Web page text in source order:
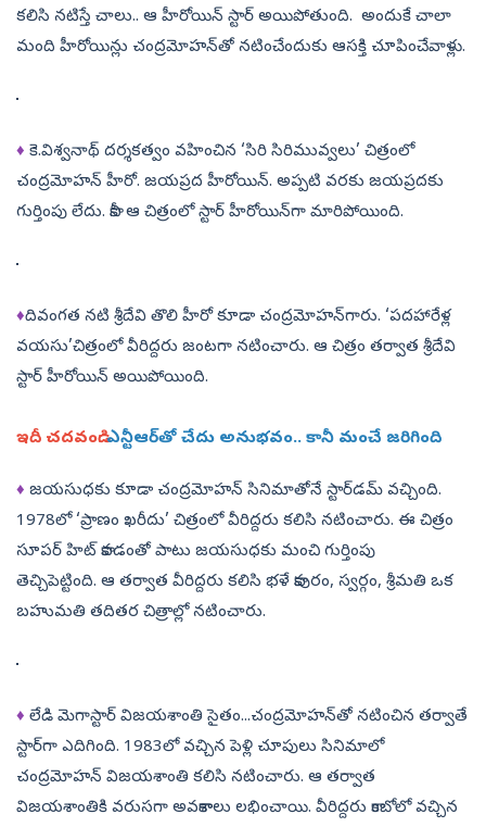
కలిసి నటిస్తే చాలు.. ఆ హీరోయిన్‌ స్టార్‌ అయిపోతుంది. అందుకే చాలా
మంది హీరోయిన్లు చంద్రమోహన్‌తో నటించేందుకు ఆసక్తి చూపించేవాళ్లు.
♦ కె.విశ్వనాథ్ దర్శకత్వం వహించిన ‘సిరి సిరిమువ్వలు’ చిత్రంలో
చంద్రమోహన్‌ హీరో. జయప్రద హీరోయిన్‌. అప్పటి వరకు జయప్రదకు
గుర్తింపు లేదు. కానీ ఆ చిత్రంలో స్టార్‌ హీరోయిన్‌గా మారిపోయింది.
♦దివంగత నటి శ్రీదేవి తొలి హీరో కూడా చంద్రమోహన్‌గారు. ‘పదహారేళ్ల
వయసు’చిత్రంలో వీరిద్దరు జంటగా నటించారు. ఆ చిత్రం తర్వాత శ్రీదేవి
స్టార్‌ హీరోయిన్‌ అయిపోయింది.
ఇదీ చదవండి:ఎన్టీఆర్‌తో చేదు ‍అనుభవం.. కానీ మంచే జరిగింది
♦ జయసుధకు కూడా చంద్రమోహన్‌ సినిమాతోనే స్టార్‌డమ్‌ వచ్చింది.
1978లో ‘ప్రాణం ఖరీదు’ చిత్రంలో వీరిద్దరు కలిసి నటించారు. ఈ చిత్రం
సూపర్‌ హిట్‌ కావడంతో పాటు జయసుధకు మంచి గుర్తింపు
తెచ్చిపెట్టింది. ఆ తర్వాత వీరిద్దరు కలిసి భళే కాపురం, స్వర్గం, శ్రీమతి ఒక
బహుమతి తదితర చిత్రాల్లో నటించారు.
♦ లేడి మెగాస్టార్‌ విజయశాంతి సైతం...చంద్రమోహన్‌తో నటించిన తర్వాతే
స్టార్‌గా ఎదిగింది. 1983లో వచ్చిన పెళ్లి చూపులు సినిమాలో
చంద్రమోహన్ విజయశాంతి కలిసి నటించారు. ఆ తర్వాత
విజయశాంతికి వరుసగా అవకాశాలు లభించాయి. వీరిద్దరు కాంబోలో వచ్చిన